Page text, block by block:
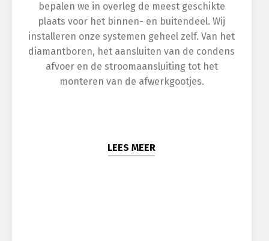
bepalen we in overleg de meest geschikte
plaats voor het binnen- en buitendeel. Wij
installeren onze systemen geheel zelf. Van het
diamantboren, het aansluiten van de condens
afvoer en de stroomaansluiting tot het
monteren van de afwerkgootjes.
LEES MEER